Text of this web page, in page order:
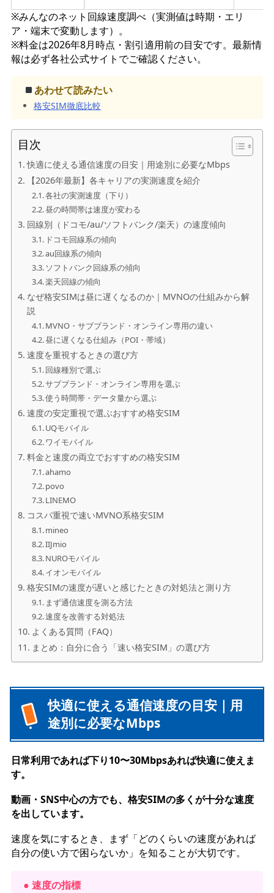
※みんなのネット回線速度調べ（実測値は時期・エリ
ア・端末で変動します）。
※料金は2026年8月時点・割引適用前の目安です。最新情
報は必ず各社公式サイトでご確認ください。
あわせて読みたい
格安SIM徹底比較
目次
快適に使える通信速度の目安｜用途別に必要なMbps
【2026年最新】各キャリアの実測速度を紹介
各社の実測速度（下り）
昼の時間帯は速度が変わる
回線別（ドコモ/au/ソフトバンク/楽天）の速度傾向
ドコモ回線系の傾向
au回線系の傾向
ソフトバンク回線系の傾向
楽天回線の傾向
なぜ格安SIMは昼に遅くなるのか｜MVNOの仕組みから解
説
MVNO・サブブランド・オンライン専用の違い
昼に遅くなる仕組み（POI・帯域）
速度を重視するときの選び方
回線種別で選ぶ
サブブランド・オンライン専用を選ぶ
使う時間帯・データ量から選ぶ
速度の安定重視で選ぶおすすめ格安SIM
UQモバイル
ワイモバイル
料金と速度の両立でおすすめの格安SIM
ahamo
povo
LINEMO
コスパ重視で速いMVNO系格安SIM
mineo
IIJmio
NUROモバイル
イオンモバイル
格安SIMの速度が遅いと感じたときの対処法と測り方
まず通信速度を測る方法
速度を改善する対処法
よくある質問（FAQ）
まとめ：自分に合う「速い格安SIM」の選び方
快適に使える通信速度の目安｜用
途別に必要なMbps
日常利用であれば下り10〜30Mbpsあれば快適に使えま
す。
動画・SNS中心の方でも、格安SIMの多くが十分な速度
を出しています。
速度を気にするとき、まず「どのくらいの速度があれば
自分の使い方で困らないか」を知ることが大切です。
● 速度の指標